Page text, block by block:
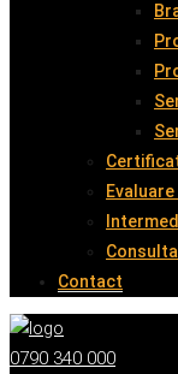
Contact
0790 340 000